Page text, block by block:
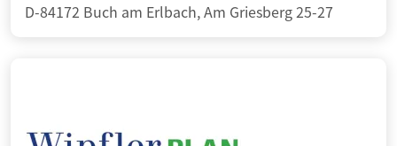
D-84172 Buch am Erlbach, Am Griesberg 25-27